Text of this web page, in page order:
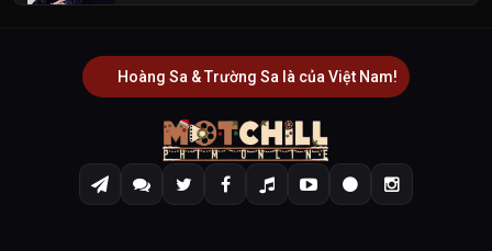
Hoàng Sa & Trường Sa là của Việt Nam!